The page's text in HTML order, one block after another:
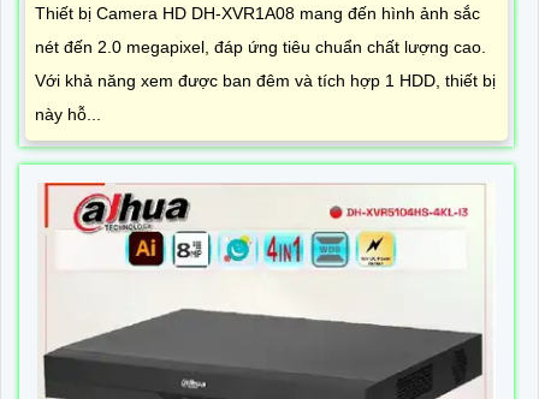
Thiết bị Camera HD DH-XVR1A08 mang đến hình ảnh sắc
nét đến 2.0 megapixel, đáp ứng tiêu chuẩn chất lượng cao.
Với khả năng xem được ban đêm và tích hợp 1 HDD, thiết bị
này hỗ...